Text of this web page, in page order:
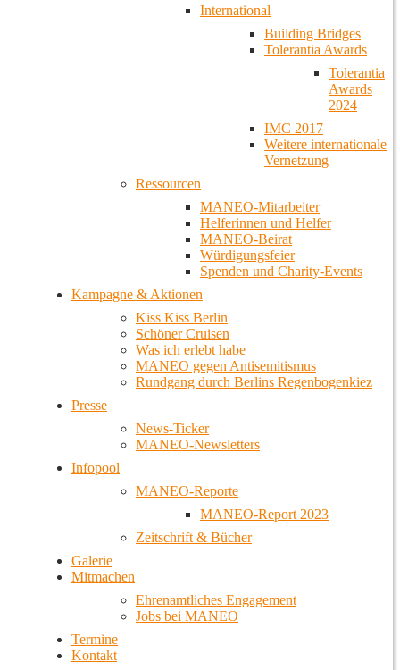
International
Building Bridges
Tolerantia Awards
Tolerantia
Awards
2024
IMC 2017
Weitere internationale
Vernetzung
Ressourcen
MANEO-Mitarbeiter
Helferinnen und Helfer
MANEO-Beirat
Würdigungsfeier
Spenden und Charity-Events
Kampagne & Aktionen
Kiss Kiss Berlin
Schöner Cruisen
Was ich erlebt habe
MANEO gegen Antisemitismus
Rundgang durch Berlins Regenbogenkiez
Presse
News-Ticker
MANEO-Newsletters
Infopool
MANEO-Reporte
MANEO-Report 2023
Zeitschrift & Bücher
Galerie
Mitmachen
Ehrenamtliches Engagement
Jobs bei MANEO
Termine
Kontakt